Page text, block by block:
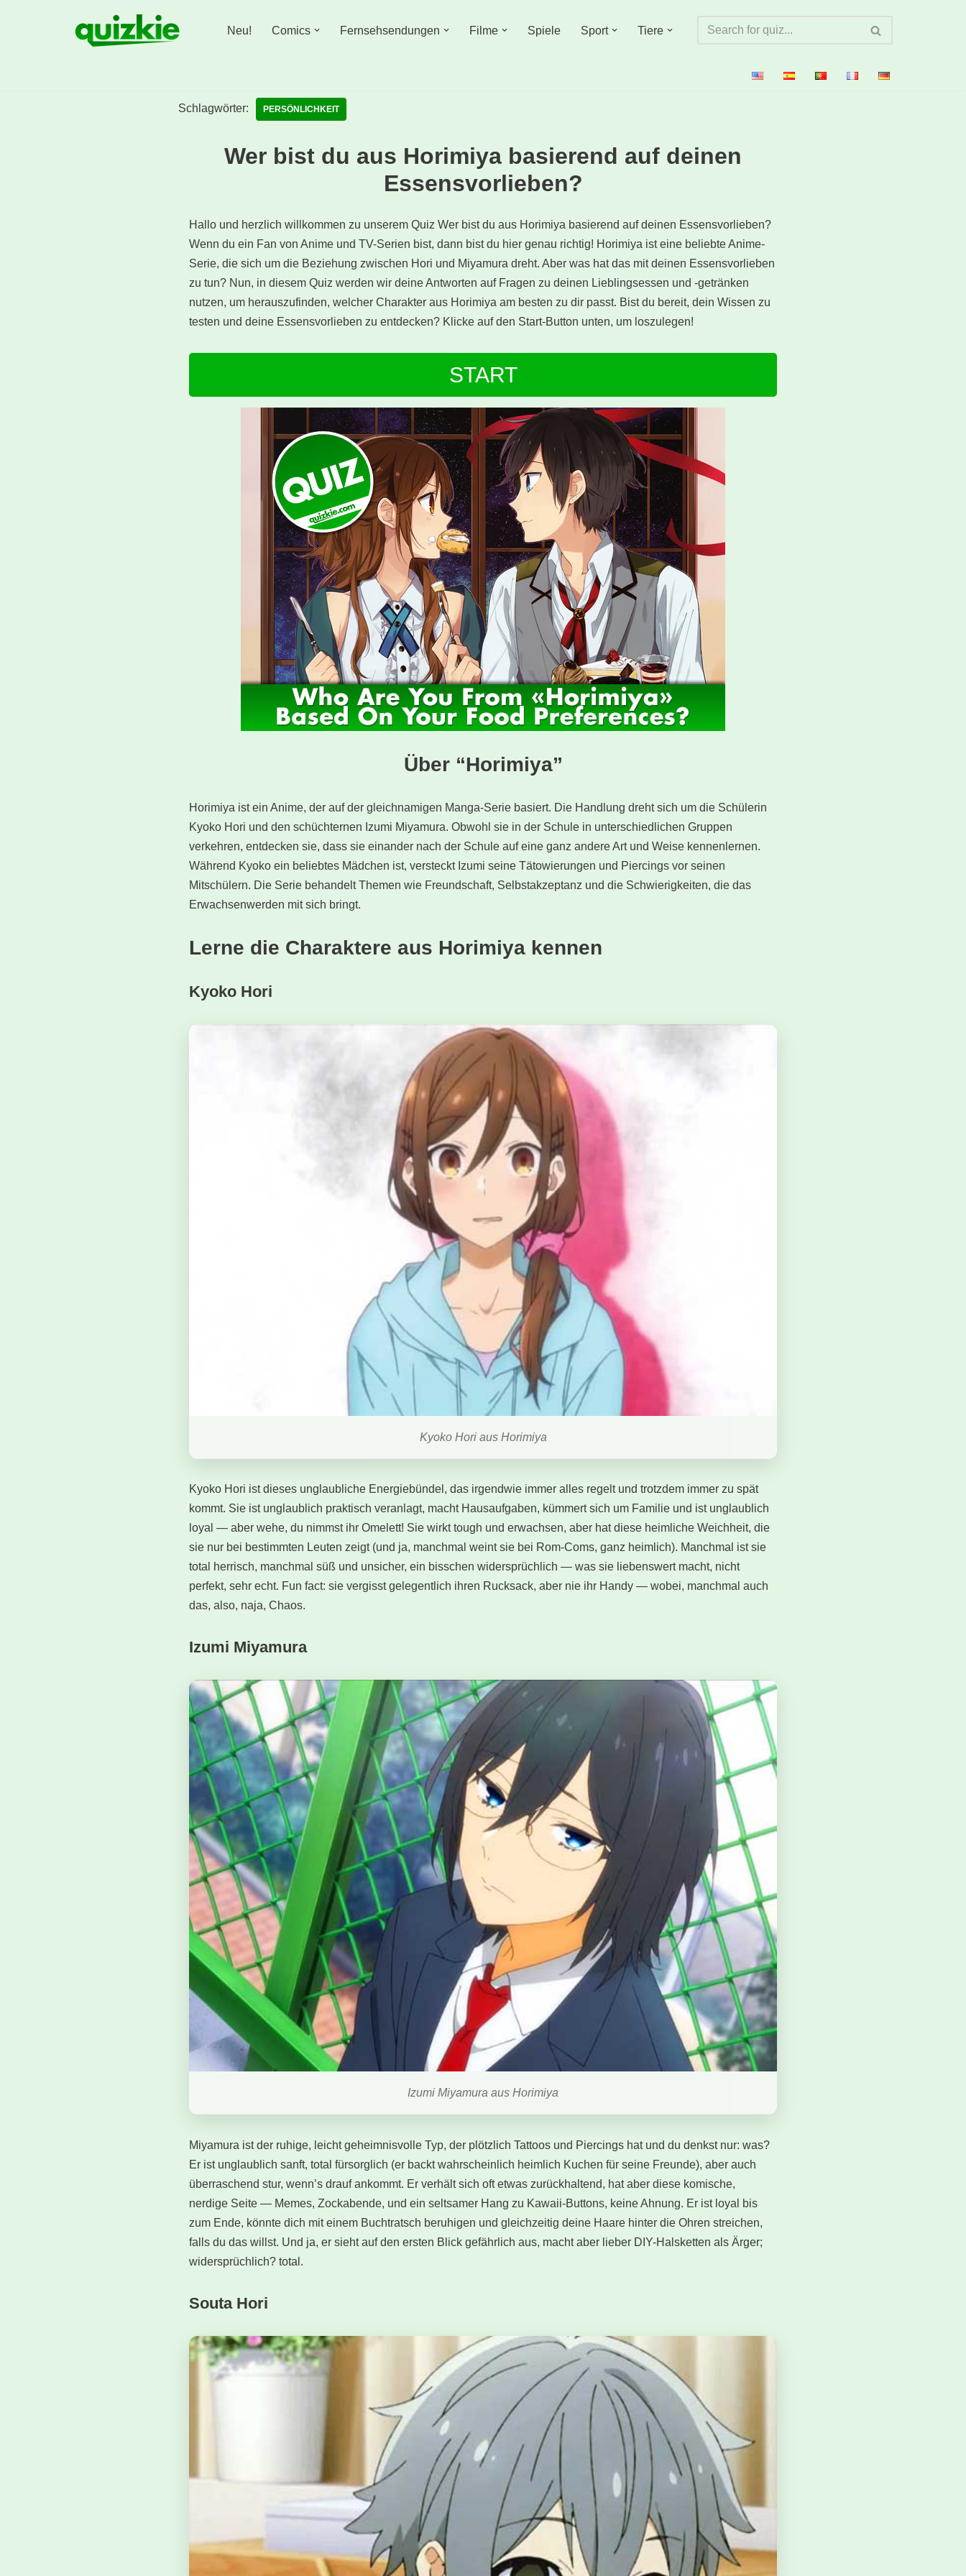
Neu! Comics Fernsehsendungen Filme Spiele Sport Tiere
Schlagwörter: PERSÖNLICHKEIT
Wer bist du aus Horimiya basierend auf deinen
Essensvorlieben?
Hallo und herzlich willkommen zu unserem Quiz Wer bist du aus Horimiya basierend auf deinen Essensvorlieben?
Wenn du ein Fan von Anime und TV-Serien bist, dann bist du hier genau richtig! Horimiya ist eine beliebte Anime-
Serie, die sich um die Beziehung zwischen Hori und Miyamura dreht. Aber was hat das mit deinen Essensvorlieben
zu tun? Nun, in diesem Quiz werden wir deine Antworten auf Fragen zu deinen Lieblingsessen und -getränken
nutzen, um herauszufinden, welcher Charakter aus Horimiya am besten zu dir passt. Bist du bereit, dein Wissen zu
testen und deine Essensvorlieben zu entdecken? Klicke auf den Start-Button unten, um loszulegen!
START
Über “Horimiya”
Horimiya ist ein Anime, der auf der gleichnamigen Manga-Serie basiert. Die Handlung dreht sich um die Schülerin
Kyoko Hori und den schüchternen Izumi Miyamura. Obwohl sie in der Schule in unterschiedlichen Gruppen
verkehren, entdecken sie, dass sie einander nach der Schule auf eine ganz andere Art und Weise kennenlernen.
Während Kyoko ein beliebtes Mädchen ist, versteckt Izumi seine Tätowierungen und Piercings vor seinen
Mitschülern. Die Serie behandelt Themen wie Freundschaft, Selbstakzeptanz und die Schwierigkeiten, die das
Erwachsenwerden mit sich bringt.
Lerne die Charaktere aus Horimiya kennen
Kyoko Hori
Kyoko Hori aus Horimiya
Kyoko Hori ist dieses unglaubliche Energiebündel, das irgendwie immer alles regelt und trotzdem immer zu spät
kommt. Sie ist unglaublich praktisch veranlagt, macht Hausaufgaben, kümmert sich um Familie und ist unglaublich
loyal — aber wehe, du nimmst ihr Omelett! Sie wirkt tough und erwachsen, aber hat diese heimliche Weichheit, die
sie nur bei bestimmten Leuten zeigt (und ja, manchmal weint sie bei Rom-Coms, ganz heimlich). Manchmal ist sie
total herrisch, manchmal süß und unsicher, ein bisschen widersprüchlich — was sie liebenswert macht, nicht
perfekt, sehr echt. Fun fact: sie vergisst gelegentlich ihren Rucksack, aber nie ihr Handy — wobei, manchmal auch
das, also, naja, Chaos.
Izumi Miyamura
Izumi Miyamura aus Horimiya
Miyamura ist der ruhige, leicht geheimnisvolle Typ, der plötzlich Tattoos und Piercings hat und du denkst nur: was?
Er ist unglaublich sanft, total fürsorglich (er backt wahrscheinlich heimlich Kuchen für seine Freunde), aber auch
überraschend stur, wenn’s drauf ankommt. Er verhält sich oft etwas zurückhaltend, hat aber diese komische,
nerdige Seite — Memes, Zockabende, und ein seltsamer Hang zu Kawaii-Buttons, keine Ahnung. Er ist loyal bis
zum Ende, könnte dich mit einem Buchtratsch beruhigen und gleichzeitig deine Haare hinter die Ohren streichen,
falls du das willst. Und ja, er sieht auf den ersten Blick gefährlich aus, macht aber lieber DIY-Halsketten als Ärger;
widersprüchlich? total.
Souta Hori